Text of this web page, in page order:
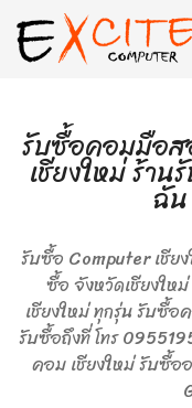
รับซื้อคอมมือส
เชียงใหม่ ร้า
ฉั
รับซื้อ Computer เชีย
ซื้อ จังหวัดเชียงให
เชียงใหม่ ทุกรุ่น รับซื้อ
รับซื้อถึงที่ โทร
คอม เชียงใหม่ รับซื้อ